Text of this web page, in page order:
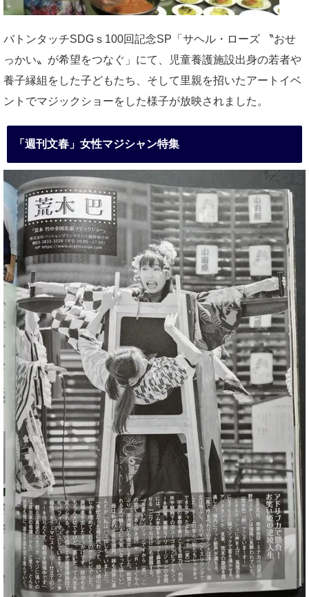
バトンタッチSDGｓ100回記念SP「サヘル・ローズ 〝おせ
っかい〟が希望をつなぐ」にて、児童養護施設出身の若者や
養子縁組をした子どもたち、そして里親を招いたアートイベ
ントでマジックショーをした様子が放映されました。
「週刊文春」女性マジシャン特集